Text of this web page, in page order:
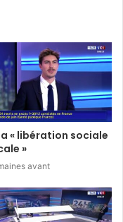
« libération sociale
»
avant